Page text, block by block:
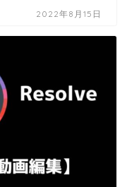
2022年8月15日